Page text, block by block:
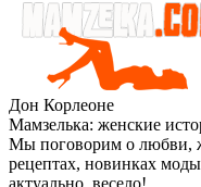
Дон Корлеоне
Мамзелька: женские
Мы поговорим о любви,
рецептах, новинках
актуально, весело!